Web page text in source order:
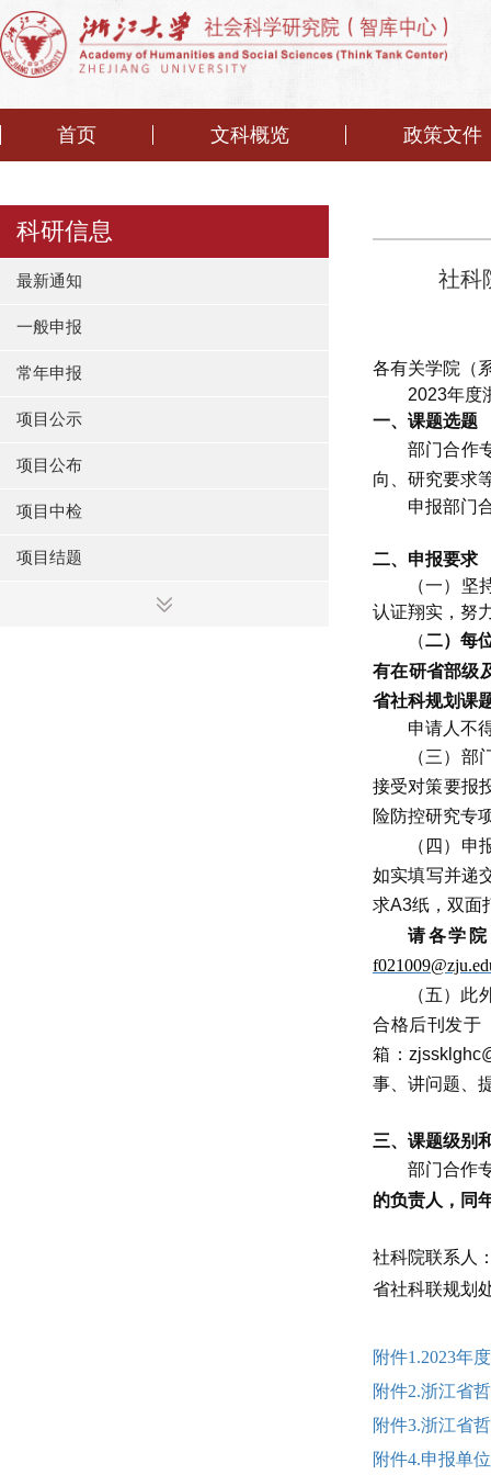
首页 文科概览 政策文件
科研信息
最新通知
一般申报
常年申报
项目公示
项目公布
项目中检
项目结题
社科
各有关学院（
2023年度
一、课题选题
部门合作
向、研究要求
申报部门
二、申报要求
（一）
认证翔实，努
（二）每
有在研省部级
省社科规划课
申请人不
（三）
接受对策要报
险防控研究专
（四）
如实填写并递
求A3纸，双面
请各学
（五）
合格后刊发于
箱：
事、讲问题、
三、课题级别
部门合作
的负责人，同
社科院联系人
省社科联规划
附件1.2023年
附件2.浙江省
附件3.浙江省
附件4.申报单